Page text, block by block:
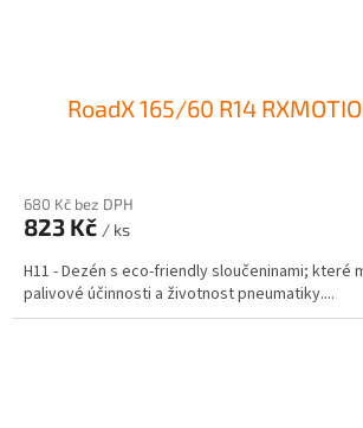
RoadX 165/60 R14
680 Kč bez DPH
823 Kč / ks
H11 - Dezén s eco-friendly sloučeninami; které
palivové účinnosti a životnost pneumatiky....